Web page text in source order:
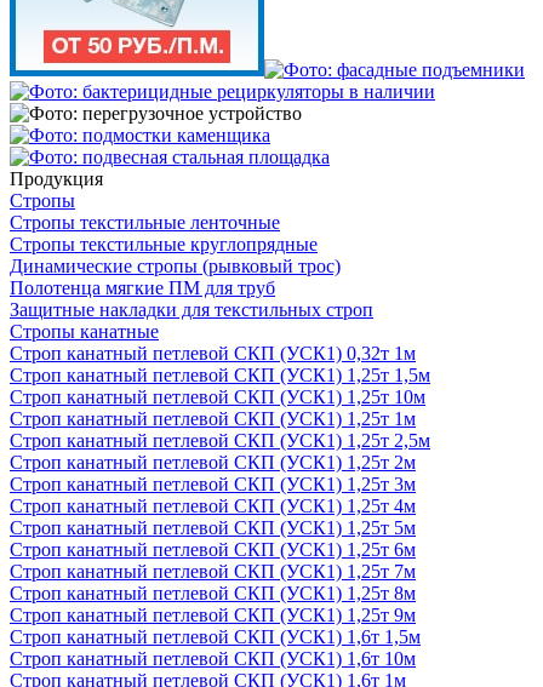
Продукция
Стропы
Стропы текстильные ленточные
Стропы текстильные круглопрядные
Динамические стропы (рывковый трос)
Полотенца мягкие ПМ для труб
Защитные накладки для текстильных строп
Стропы канатные
Строп канатный петлевой СКП (УСК1) 0,32т 1м
Строп канатный петлевой СКП (УСК1) 1,25т 1,5м
Строп канатный петлевой СКП (УСК1) 1,25т 10м
Строп канатный петлевой СКП (УСК1) 1,25т 1м
Строп канатный петлевой СКП (УСК1) 1,25т 2,5м
Строп канатный петлевой СКП (УСК1) 1,25т 2м
Строп канатный петлевой СКП (УСК1) 1,25т 3м
Строп канатный петлевой СКП (УСК1) 1,25т 4м
Строп канатный петлевой СКП (УСК1) 1,25т 5м
Строп канатный петлевой СКП (УСК1) 1,25т 6м
Строп канатный петлевой СКП (УСК1) 1,25т 7м
Строп канатный петлевой СКП (УСК1) 1,25т 8м
Строп канатный петлевой СКП (УСК1) 1,25т 9м
Строп канатный петлевой СКП (УСК1) 1,6т 1,5м
Строп канатный петлевой СКП (УСК1) 1,6т 10м
Строп канатный петлевой СКП (УСК1) 1,6т 1м